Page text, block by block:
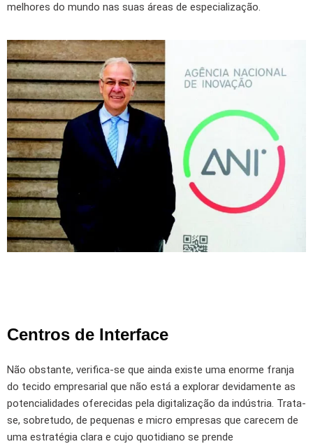
melhores do mundo nas suas áreas de especialização.
Centros de Interface
Não obstante, verifica-se que ainda existe uma enorme franja
do tecido empresarial que não está a explorar devidamente as
potencialidades oferecidas pela digitalização da indústria. Trata-
se, sobretudo, de pequenas e micro empresas que carecem de
uma estratégia clara e cujo quotidiano se prende